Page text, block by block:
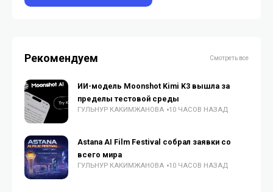
Рекомендуем Смотреть все
ИИ-модель Moonshot Kimi K3 вышла за
пределы тестовой среды
ГУЛЬНУР КАКИМЖАНОВА 10 ЧАСОВ НАЗАД
Astana AI Film Festival собрал заявки со
всего мира
ГУЛЬНУР КАКИМЖАНОВА 10 ЧАСОВ НАЗАД